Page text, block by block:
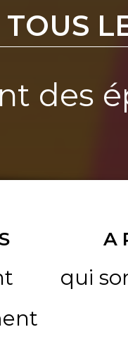
TOUS
des
A
qui